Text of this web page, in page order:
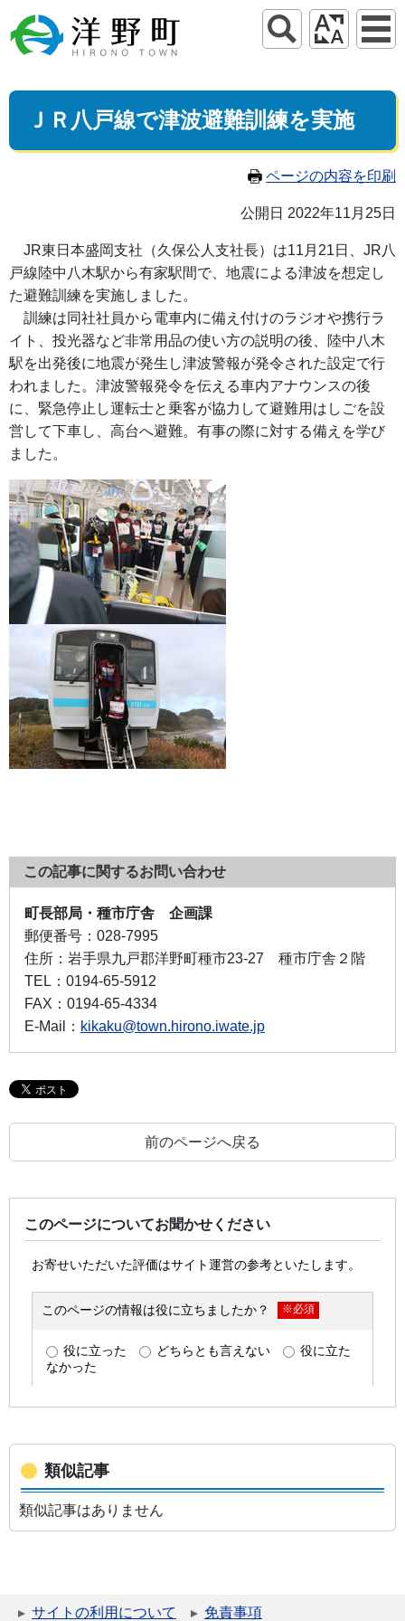
ＪＲ八戸線で津波避難訓練を実施
ページの内容を印刷
公開日 2022年11月25日
JR東日本盛岡支社（久保公人支社長）は11月21日、JR八
戸線陸中八木駅から有家駅間で、地震による津波を想定し
た避難訓練を実施しました。
訓練は同社社員から電車内に備え付けのラジオや携行ラ
イト、投光器など非常用品の使い方の説明の後、陸中八木
駅を出発後に地震が発生し津波警報が発令された設定で行
われました。津波警報発令を伝える車内アナウンスの後
に、緊急停止し運転士と乗客が協力して避難用はしごを設
営して下車し、高台へ避難。有事の際に対する備えを学び
ました。
この記事に関するお問い合わせ
町長部局・種市庁舎 企画課
郵便番号： 028-7995
住所： 岩手県九戸郡洋野町種市23-27 種市庁舎２階
TEL： 0194-65-5912
FAX： 0194-65-4334
E-Mail： kikaku@town.hirono.iwate.jp
前のページへ戻る
このページについてお聞かせください
類似記事
類似記事はありません
サイトの利用について 免責事項